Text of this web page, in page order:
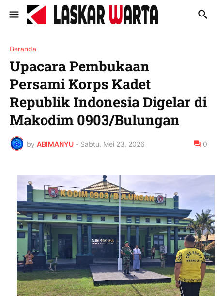
Beranda
Upacara Pembukaan
Persami Korps Kadet
Republik Indonesia Digelar di
Makodim 0903/Bulungan
by ABIMANYU - Sabtu, Mei 23, 2026 0